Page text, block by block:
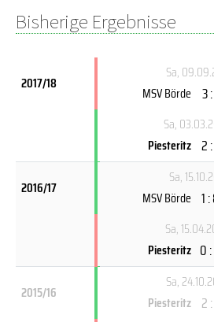
Bisherige Ergebnisse
2017/18
Sa,
MSV Börde 3
Sa,
Piesteritz 2
2016/17
Sa,
MSV Börde 1
Sa,
Piesteritz 0
2015/16
Sa,
Piesteritz 2